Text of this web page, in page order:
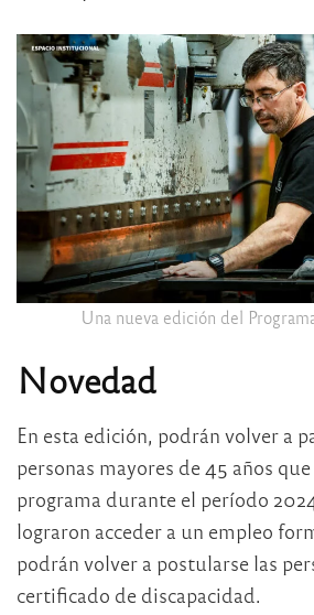
Una nueva edición del
Novedad
En esta edición, podrán volver a
personas mayores de 45 años
programa durante el período
lograron acceder a un empleo
podrán volver a postularse las
certificado de discapacidad.